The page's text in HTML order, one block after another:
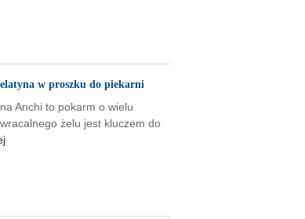
w proszku do piekarni
Anchi to pokarm o wielu
żelu jest kluczem do